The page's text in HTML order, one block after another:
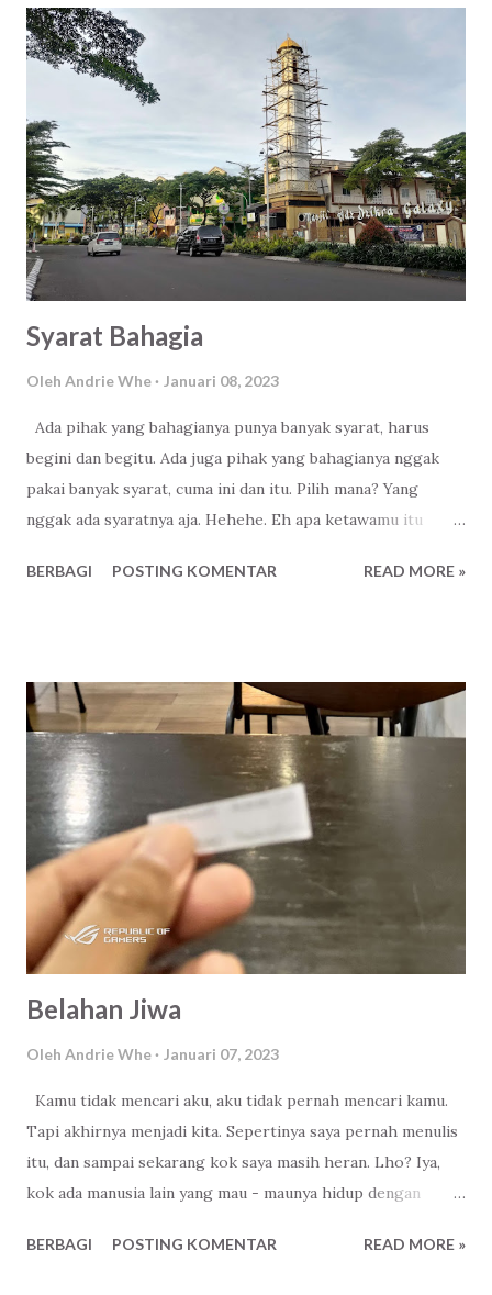
pandanganmu sudah tidak lagi di bumi. Tapi jauh kesana, ke
langit yang tinggi.
Syarat Bahagia
Oleh Andrie Whe Januari 08, 2023
Ada pihak yang bahagianya punya banyak syarat, harus
begini dan begitu. Ada juga pihak yang bahagianya nggak
pakai banyak syarat, cuma ini dan itu. Pilih mana? Yang
nggak ada syaratnya aja. Hehehe. Eh apa ketawamu itu
debat. Mbok ben sih. Semua pihak punya persepsi bahagia
BERBAGI POSTING KOMENTAR READ MORE »
Belahan Jiwa
Oleh Andrie Whe Januari 07, 2023
Kamu tidak mencari aku, aku tidak pernah mencari kamu.
Tapi akhirnya menjadi kita. Sepertinya saya pernah menulis
itu, dan sampai sekarang kok saya masih heran. Lho? Iya,
kok ada manusia lain yang mau - maunya hidup dengan
rata lah. Kaya tidak, fakir juga tidak. Cukup lah. Banyak
BERBAGI POSTING KOMENTAR READ MORE »